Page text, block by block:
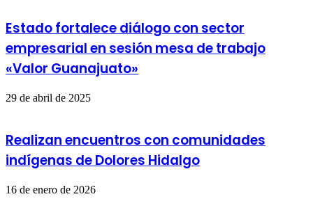
Estado fortalece diálogo con sector
empresarial en sesión mesa de trabajo
«Valor Guanajuato»
29 de abril de 2025
Realizan encuentros con comunidades
indígenas de Dolores Hidalgo
16 de enero de 2026